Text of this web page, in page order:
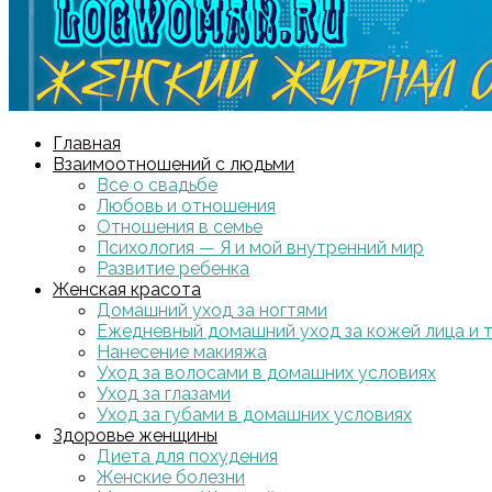
Главная
Взаимоотношений с людьми
Все о свадьбе
Любовь и отношения
Отношения в семье
Психология — Я и мой внутренний мир
Развитие ребенка
Женская красота
Домашний уход за ногтями
Ежедневный домашний уход за кожей лица и
Нанесение макияжа
Уход за волосами в домашних условиях
Уход за глазами
Уход за губами в домашних условиях
Здоровье женщины
Диета для похудения
Женские болезни